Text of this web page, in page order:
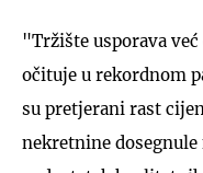
"Tržište usporava
očituje u rekordnom
su pretjerani rast
nekretnine